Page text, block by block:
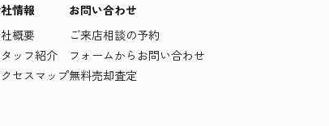
情報
概要
ッフ紹介
セスマップ
お問い合わせ
ご来店相談の予約
フォームからお問い合わせ
無料売却査定